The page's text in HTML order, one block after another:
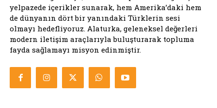
yelpazede içerikler sunarak, hem Amerika’daki hem
de dünyanın dört bir yanındaki Türklerin sesi
olmayı hedefliyoruz. Alaturka, geleneksel değerleri
modern iletişim araçlarıyla buluşturarak topluma
fayda sağlamayı misyon edinmiştir.